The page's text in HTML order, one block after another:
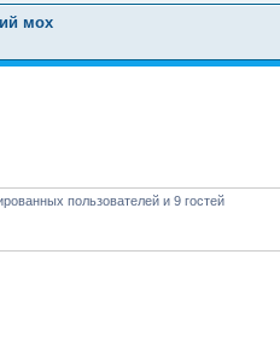
мох
пользователей и 9 гостей